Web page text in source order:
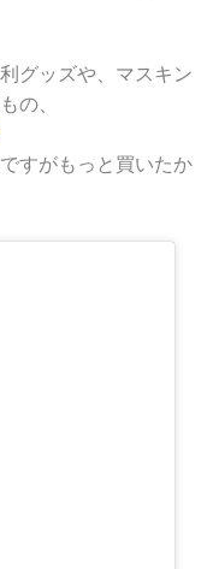
グッズや、マスキン
の、
すがもっと買いたか